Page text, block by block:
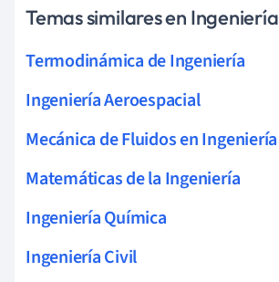
Temas similares en Ingeniería
Termodinámica de Ingeniería
Ingeniería Aeroespacial
Mecánica de Fluidos en Ingeniería
Matemáticas de la Ingeniería
Ingeniería Química
Ingeniería Civil